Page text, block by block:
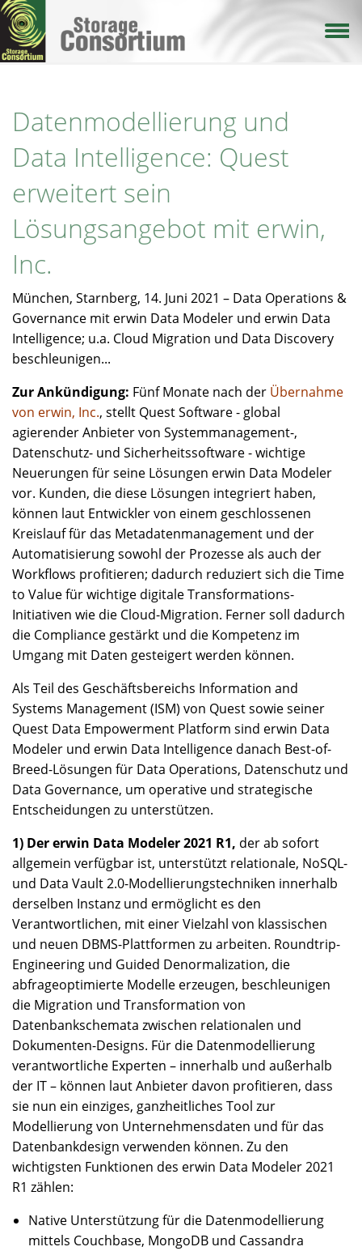
Direkt
zum
Inhalt
Datenmodellierung und
Data Intelligence: Quest
erweitert sein
Lösungsangebot mit erwin,
Inc.
München, Starnberg, 14. Juni 2021 – Data Operations &
Governance mit erwin Data Modeler und erwin Data
Intelligence; u.a. Cloud Migration und Data Discovery
beschleunigen...
Zur Ankündigung: Fünf Monate nach der Übernahme
von erwin, Inc., stellt Quest Software - global
agierender Anbieter von Systemmanagement-,
Datenschutz- und Sicherheitssoftware - wichtige
Neuerungen für seine Lösungen erwin Data Modeler
vor. Kunden, die diese Lösungen integriert haben,
können laut Entwickler von einem geschlossenen
Kreislauf für das Metadatenmanagement und der
Automatisierung sowohl der Prozesse als auch der
Workflows profitieren; dadurch reduziert sich die Time
to Value für wichtige digitale Transformations-
Initiativen wie die Cloud-Migration. Ferner soll dadurch
die Compliance gestärkt und die Kompetenz im
Umgang mit Daten gesteigert werden können.
Als Teil des Geschäftsbereichs Information and
Systems Management (ISM) von Quest sowie seiner
Quest Data Empowerment Platform sind erwin Data
Modeler und erwin Data Intelligence danach Best-of-
Breed-Lösungen für Data Operations, Datenschutz und
Data Governance, um operative und strategische
Entscheidungen zu unterstützen.
1) Der erwin Data Modeler 2021 R1, der ab sofort
allgemein verfügbar ist, unterstützt relationale, NoSQL-
und Data Vault 2.0-Modellierungstechniken innerhalb
derselben Instanz und ermöglicht es den
Verantwortlichen, mit einer Vielzahl von klassischen
und neuen DBMS-Plattformen zu arbeiten. Roundtrip-
Engineering und Guided Denormalization, die
abfrageoptimierte Modelle erzeugen, beschleunigen
die Migration und Transformation von
Datenbankschemata zwischen relationalen und
Dokumenten-Designs. Für die Datenmodellierung
verantwortliche Experten – innerhalb und außerhalb
der IT – können laut Anbieter davon profitieren, dass
sie nun ein einziges, ganzheitliches Tool zur
Modellierung von Unternehmensdaten und für das
Datenbankdesign verwenden können. Zu den
wichtigsten Funktionen des erwin Data Modeler 2021
R1 zählen:
Native Unterstützung für die Datenmodellierung
mittels Couchbase, MongoDB und Cassandra